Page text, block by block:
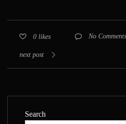
0 likes No Comments
next post
Search